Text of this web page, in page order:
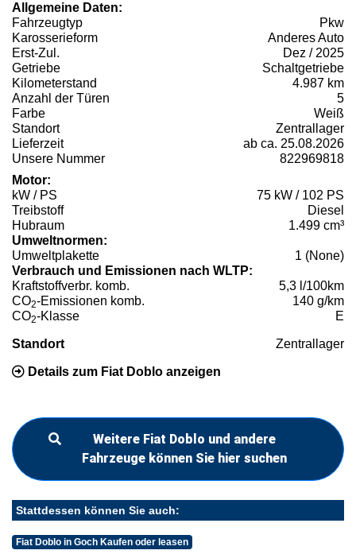
Allgemeine Daten:
Fahrzeugtyp
Pkw
Karosserieform
Anderes Auto
Erst-Zul.
Dez / 2025
Getriebe
Schaltgetriebe
Kilometerstand
4.987 km
Anzahl der Türen
5
Farbe
Weiß
Standort
Zentrallager
Lieferzeit
ab ca. 25.08.2026
Unsere Nummer
822969818
Motor:
kW / PS
75 kW / 102 PS
Treibstoff
Diesel
Hubraum
1.499 cm³
Umweltnormen:
Umweltplakette
1 (None)
Verbrauch und Emissionen nach WLTP:
Kraftstoffverbr. komb.
5,3 l/100km
CO2-Emissionen komb.
140 g/km
CO2-Klasse E
Standort Zentrallager
Details zum Fiat Doblo anzeigen
Weitere Fiat Doblo und andere
Fahrzeuge können Sie hier suchen
Stattdessen können Sie auch:
Fiat Doblo in Goch Kaufen oder leasen